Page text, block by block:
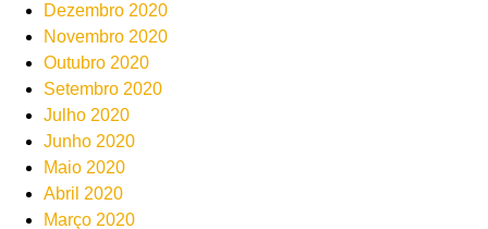
Dezembro 2020
Novembro 2020
Outubro 2020
Setembro 2020
Julho 2020
Junho 2020
Maio 2020
Abril 2020
Março 2020